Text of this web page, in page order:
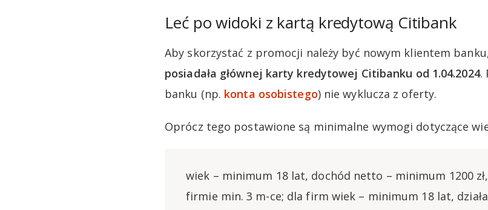
Leć po widoki z kartą kredytową Citibank
Aby skorzystać z promocji należy być nowym klientem
posiadała głównej karty kredytowej Citibanku od 1.04.2024.
banku (np. konta osobistego) nie wyklucza z oferty.
Oprócz tego postawione są minimalne wymogi dotyczące
wiek – minimum 18 lat, dochód netto – minimum 1200
firmie min. 3 m-ce; dla firm wiek – minimum 18 lat,